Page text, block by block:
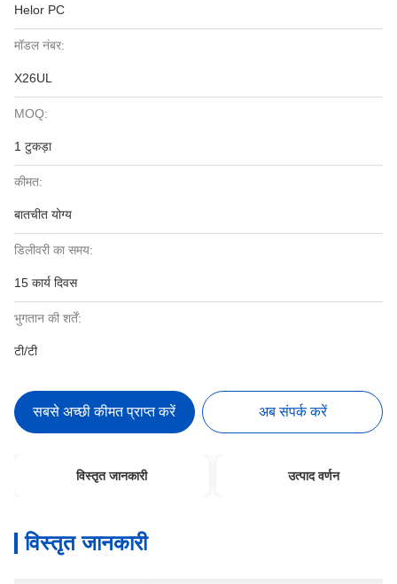
Helor PC
मॉडल नंबर:
X26UL
MOQ:
1 टुकड़ा
कीमत:
बातचीत योग्य
डिलीवरी का समय:
15 कार्य दिवस
भुगतान की शर्तें:
टी/टी
सबसे अच्छी कीमत प्राप्त करें अब संपर्क करें
विस्तृत जानकारी उत्पाद वर्णन
विस्तृत जानकारी